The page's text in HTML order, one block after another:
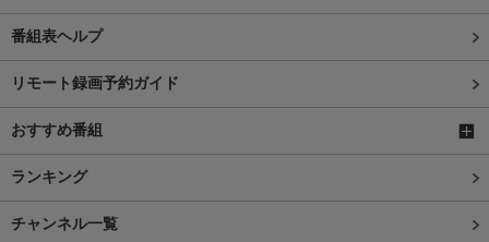
番組表ヘルプ
リモート録画予約ガイド
おすすめ番組
ランキング
チャンネル一覧